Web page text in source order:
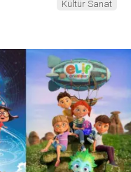
Kültür Sanat